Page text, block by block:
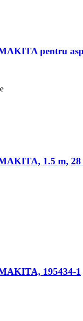
pentru
1.5 m, 28
195434-1